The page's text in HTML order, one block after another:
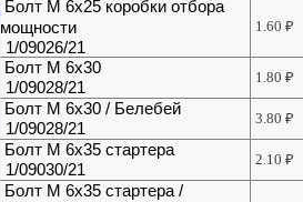
Болт М 6х25 коробки отбора
мощности
1/09026/21
1.60₽
Болт М 6х30
1/09028/21
1.80₽
Болт М 6х30 / Белебей
1/09028/21
3.80₽
Болт М 6х35 стартера
1/09030/21
2.10₽
Болт М 6х35 стартера /